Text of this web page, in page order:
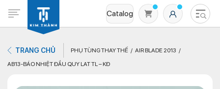
Catalog
TRANG CHỦ PHỤ TÙNG THAY THẾ
AIR BLADE 2013
AB13-BÁO NHIỆT ĐẦU QUY LAT TL – KĐ